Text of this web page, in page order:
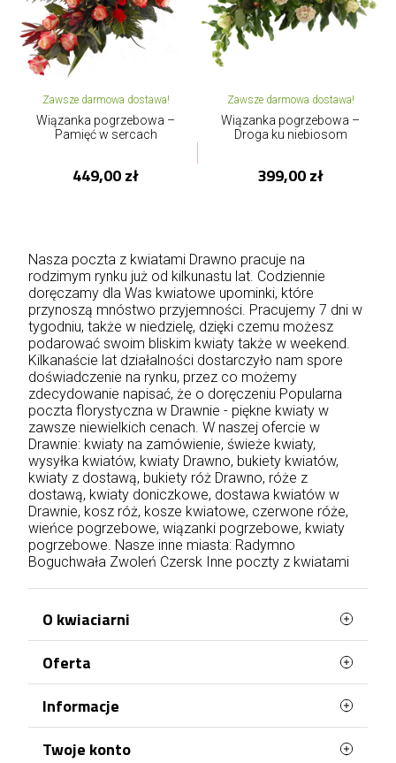
Zawsze darmowa dostawa!
Wiązanka pogrzebowa –
Pamięć w sercach
449,00 zł
Zawsze darmowa dostawa!
Wiązanka pogrzebowa –
Droga ku niebiosom
399,00 zł
Nasza poczta z kwiatami Drawno pracuje na
rodzimym rynku już od kilkunastu lat. Codziennie
doręczamy dla Was kwiatowe upominki, które
przynoszą mnóstwo przyjemności. Pracujemy 7 dni w
tygodniu, także w niedzielę, dzięki czemu możesz
podarować swoim bliskim kwiaty także w weekend.
Kilkanaście lat działalności dostarczyło nam spore
doświadczenie na rynku, przez co możemy
zdecydowanie napisać, że o doręczeniu Popularna
poczta florystyczna w Drawnie - piękne kwiaty w
zawsze niewielkich cenach. W naszej ofercie w
Drawnie: kwiaty na zamówienie, świeże kwiaty,
wysyłka kwiatów, kwiaty Drawno, bukiety kwiatów,
kwiaty z dostawą, bukiety róż Drawno, róże z
dostawą, kwiaty doniczkowe, dostawa kwiatów w
Drawnie, kosz róż, kosze kwiatowe, czerwone róże,
wieńce pogrzebowe, wiązanki pogrzebowe, kwiaty
pogrzebowe. Nasze inne miasta: Radymno
Boguchwała Zwoleń Czersk Inne poczty z kwiatami
O kwiaciarni
WaszaKwiaciarnia stworzona jest z myślą o
Tobie!
Posiadamy ponad 20 lat doświadczenia i
każdego dnia doręczamy kwiaty na terenie całej
Polski. Róże, bukiety, kosze kwiatów, kwiaty
Oferta
Mapa strony
Informacje
Twoje konto